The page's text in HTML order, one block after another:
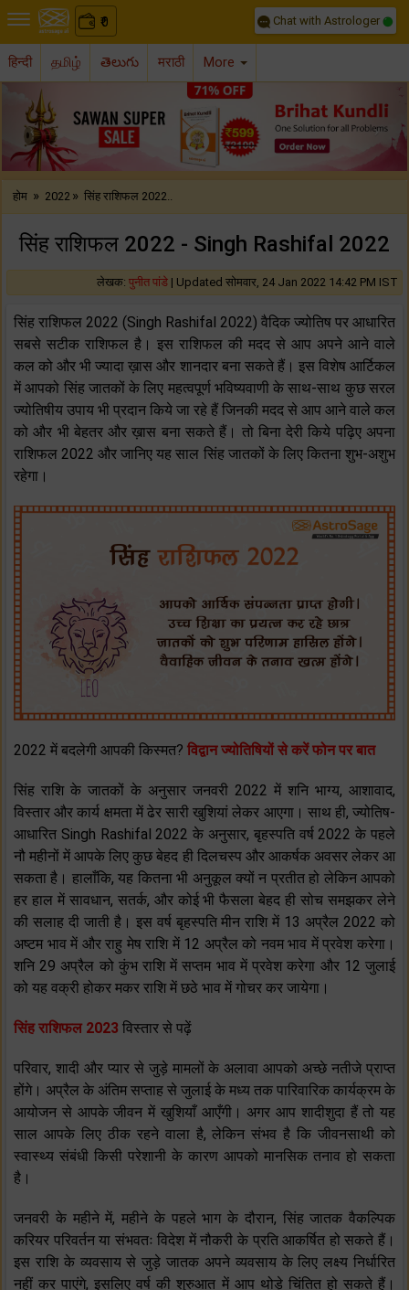
₹
0 Chat with Astrologer
हिन्दी தமிழ் తెలుగు मराठी More
Previous
होम » 2022 » सिंह राशिफल 2022..
सिंह राशिफल 2022 - Singh Rashifal 2022
लेखक: पुनीत पांडे | Updated सोमवार, 24 Jan 2022 14:42 PM IST
सिंह राशिफल 2022 (Singh Rashifal 2022) वैदिक ज्योतिष पर आधारित
सबसे सटीक राशिफल है। इस राशिफल की मदद से आप अपने आने वाले
कल को और भी ज्यादा ख़ास और शानदार बना सकते हैं। इस विशेष आर्टिकल
में आपको सिंह जातकों के लिए महत्वपूर्ण भविष्यवाणी के साथ-साथ कुछ सरल
ज्योतिषीय उपाय भी प्रदान किये जा रहे हैं जिनकी मदद से आप आने वाले कल
को और भी बेहतर और ख़ास बना सकते हैं। तो बिना देरी किये पढ़िए अपना
राशिफल 2022 और जानिए यह साल सिंह जातकों के लिए कितना शुभ-अशुभ
रहेगा।
2022 में बदलेगी आपकी किस्मत? विद्वान ज्योतिषियों से करें फोन पर बात
सिंह राशि के जातकों के अनुसार जनवरी 2022 में शनि भाग्य, आशावाद,
विस्तार और कार्य क्षमता में ढेर सारी खुशियां लेकर आएगा। साथ ही, ज्योतिष-
आधारित Singh Rashifal 2022 के अनुसार, बृहस्पति वर्ष 2022 के पहले
नौ महीनों में आपके लिए कुछ बेहद ही दिलचस्प और आकर्षक अवसर लेकर आ
सकता है। हालाँकि, यह कितना भी अनुकूल क्यों न प्रतीत हो लेकिन आपको
हर हाल में सावधान, सतर्क, और कोई भी फैसला बेहद ही सोच समझकर लेने
की सलाह दी जाती है। इस वर्ष बृहस्पति मीन राशि में 13 अप्रैल 2022 को
अष्टम भाव में और राहु मेष राशि में 12 अप्रैल को नवम भाव में प्रवेश करेगा।
शनि 29 अप्रैल को कुंभ राशि में सप्तम भाव में प्रवेश करेगा और 12 जुलाई
को यह वक्री होकर मकर राशि में छठे भाव में गोचर कर जायेगा।
सिंह राशिफल 2023 विस्तार से पढ़ें
परिवार, शादी और प्यार से जुड़े मामलों के अलावा आपको अच्छे नतीजे प्राप्त
होंगे। अप्रैल के अंतिम सप्ताह से जुलाई के मध्य तक पारिवारिक कार्यक्रम के
आयोजन से आपके जीवन में खुशियाँ आएँगी। अगर आप शादीशुदा हैं तो यह
साल आपके लिए ठीक रहने वाला है, लेकिन संभव है कि जीवनसाथी को
स्वास्थ्य संबंधी किसी परेशानी के कारण आपको मानसिक तनाव हो सकता
है।
जनवरी के महीने में, महीने के पहले भाग के दौरान, सिंह जातक वैकल्पिक
करियर परिवर्तन या संभवतः विदेश में नौकरी के प्रति आकर्षित हो सकते हैं।
इस राशि के व्यवसाय से जुड़े जातक अपने व्यवसाय के लिए लक्ष्य निर्धारित
नहीं कर पाएंगे, इसलिए वर्ष की शुरुआत में आप थोड़े चिंतित हो सकते हैं।